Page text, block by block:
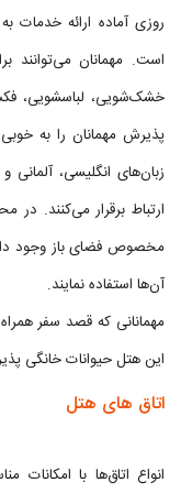
روزی آماده ارائه خدمات
است. مهمانان می‌توانند
خشک‌شویی، لباسشویی،
پذیرش مهمانان را به خوبی
زبان‌های انگلیسی،
ارتباط برقرار می‌کنند.
مخصوص فضای باز وجود
آن‌ها استفاده نمایند.
مهمانانی که قصد سفر
این هتل حیوانات خانگی
اتاق‌ های هتل
انواع اتاق‌ها با